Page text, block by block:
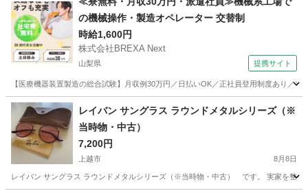
の機械操作・製造オペレーター 交替制
時給1,600円
株式会社BREXA Next
山梨県 提携サイト
【医療機器装置製造の総合試験】月収例30万円／日払いOK／正社員登用制度あり
山梨 その他
レイバン サングラス ラウンドメタルシリーズ（※
当時物・中古）
7,200円
上越市 8月8日
レイバン サングラス ラウンドメタルシリーズ（※当時物・中古） です。 実家を整理